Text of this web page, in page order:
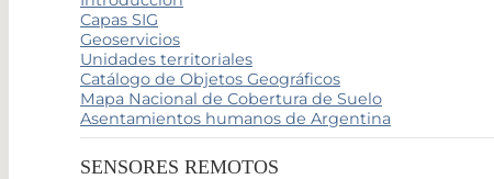
Capas SIG
Geoservicios
Unidades territoriales
Catálogo de Objetos Geográficos
Mapa Nacional de Cobertura de Suelo
Asentamientos humanos de Argentina
SENSORES REMOTOS